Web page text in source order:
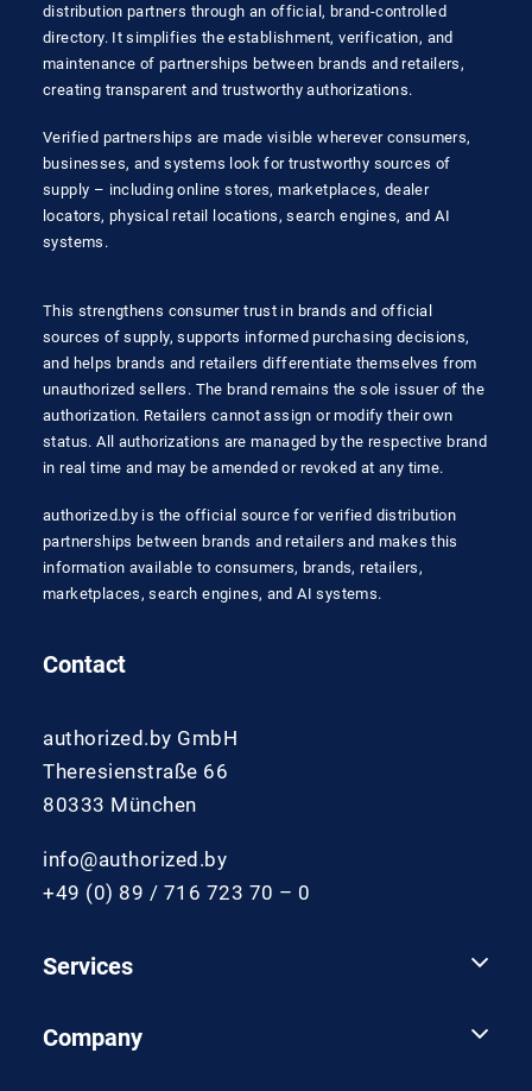
distribution partners through an official, brand-controlled
directory. It simplifies the establishment, verification, and
maintenance of partnerships between brands and retailers,
creating transparent and trustworthy authorizations.
Verified partnerships are made visible wherever consumers,
businesses, and systems look for trustworthy sources of
supply – including online stores, marketplaces, dealer
locators, physical retail locations, search engines, and AI
systems.
This strengthens consumer trust in brands and official
sources of supply, supports informed purchasing decisions,
and helps brands and retailers differentiate themselves from
unauthorized sellers. The brand remains the sole issuer of the
authorization. Retailers cannot assign or modify their own
status. All authorizations are managed by the respective brand
in real time and may be amended or revoked at any time.
authorized.by is the official source for verified distribution
partnerships between brands and retailers and makes this
information available to consumers, brands, retailers,
marketplaces, search engines, and AI systems.
Contact
authorized.by GmbH
Theresienstraße 66
80333 München
info@authorized.by
+49 (0) 89 / 716 723 70 – 0
Services
Company